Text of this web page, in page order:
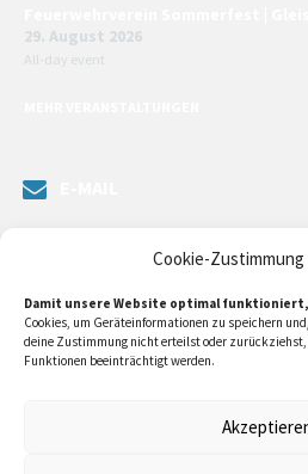
Cookie-
Damit unsere Website optimal funktioniert,
Cookies, um Geräteinformationen zu speichern
deine Zustimmung nicht erteilst oder
Funktionen beeinträchtigt werden.
29. August 2026
All-day event
kontaktieren oder direkt an unsere
Klicken Siehier…